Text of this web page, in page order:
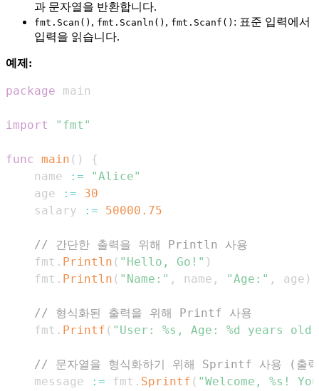
과 문자열을 반환합니다.
fmt.Scan() , fmt.Scanln() , fmt.Scanf() : 표준 입력에서
입력을 읽습니다.
예제:
package
import "fmt"
func main ( )
{
    name
:=
"Alice"
    age
:=
30
    salary
:= 50000.75
// 간단한 출력을 위해 Println 사용
    fmt
. Println ( "Hello, Go!" )
    fmt
. Println ( "Name:" , name , "Age:" , age )
// 형식화된 출력을 위해 Printf 사용
    fmt
. Printf ( "User: %s, Age: %d years
// 문자열을 형식화하기 위해 Sprintf 사용 (출
    message
:= fmt . Sprintf ( "Welcome, %s!